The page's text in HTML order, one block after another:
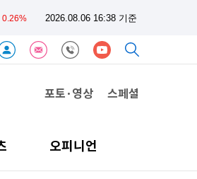
0.26% 2026.08.06 16:38 기준
포토·영상 스페셜
오피니언